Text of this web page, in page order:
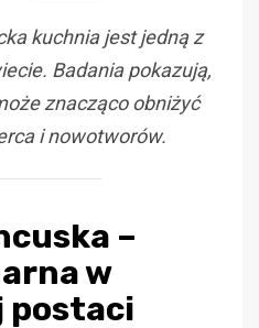
kuchnia jest jedną z
Badania pokazują,
znacząco obniżyć
i nowotworów.
–
w
postaci